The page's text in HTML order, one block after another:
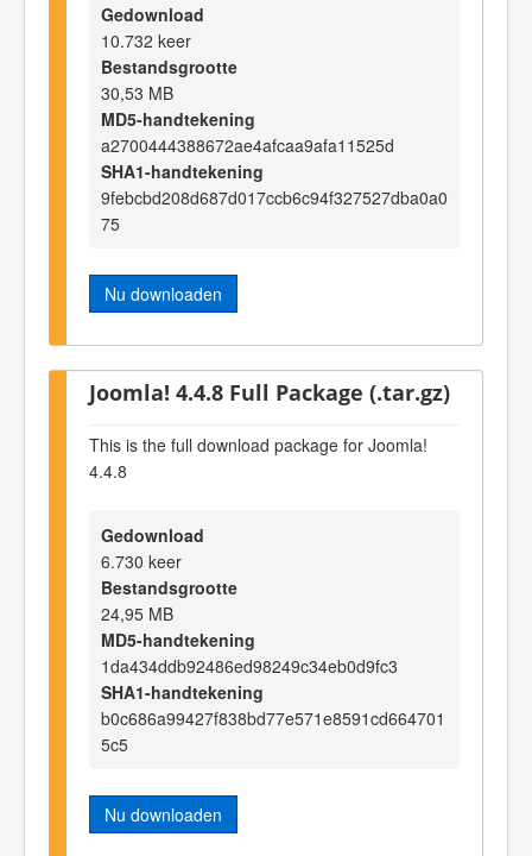
Gedownload
10.732 keer
Bestandsgrootte
30,53 MB
MD5-handtekening
a2700444388672ae4afcaa9afa11525d
SHA1-handtekening
9febcbd208d687d017ccb6c94f327527dba0a0
75
Nu downloaden
Joomla! 4.4.8 Full Package (.tar.gz)
This is the full download package for Joomla!
4.4.8
Gedownload
6.730 keer
Bestandsgrootte
24,95 MB
MD5-handtekening
1da434ddb92486ed98249c34eb0d9fc3
SHA1-handtekening
b0c686a99427f838bd77e571e8591cd664701
5c5
Nu downloaden